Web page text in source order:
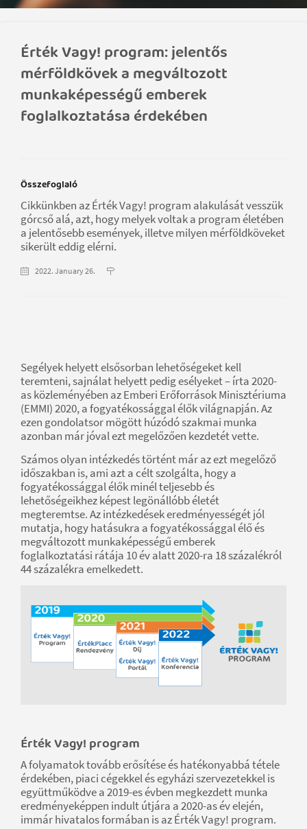
Érték Vagy! program: jelentős
mérföldkövek a megváltozott
munkaképességű emberek
foglalkoztatása érdekében
Összefoglaló
Cikkünkben az Érték Vagy! program alakulását vesszük
górcső alá, azt, hogy melyek voltak a program életében
a jelentősebb események, illetve milyen mérföldköveket
sikerült eddig elérni.
2022. January 26.
Segélyek helyett elsősorban lehetőségeket kell
teremteni, sajnálat helyett pedig esélyeket – írta 2020-
as közleményében az Emberi Erőforrások Minisztériuma
(EMMI) 2020, a fogyatékossággal élők világnapján. Az
ezen gondolatsor mögött húzódó szakmai munka
azonban már jóval ezt megelőzően kezdetét vette.
Számos olyan intézkedés történt már az ezt megelőző
időszakban is, ami azt a célt szolgálta, hogy a
fogyatékossággal élők minél teljesebb és
lehetőségeikhez képest legönállóbb életét
megteremtse. Az intézkedések eredményességét jól
mutatja, hogy hatásukra a fogyatékossággal élő és
megváltozott munkaképességű emberek
foglalkoztatási rátája 10 év alatt 2020-ra 18 százalékról
44 százalékra emelkedett.
Érték Vagy! program
A folyamatok tovább erősítése és hatékonyabbá tétele
érdekében, piaci cégekkel és egyházi szervezetekkel is
együttműködve a 2019-es évben megkezdett munka
eredményeképpen indult útjára a 2020-as év elején,
immár hivatalos formában is az Érték Vagy! program.